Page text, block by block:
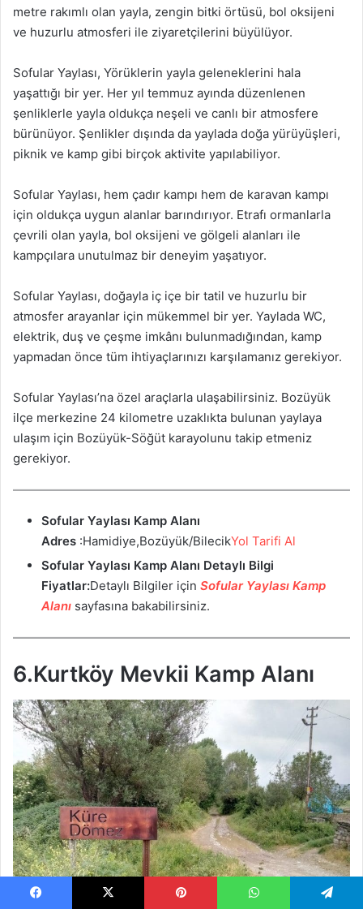
metre rakımlı olan yayla, zengin bitki örtüsü, bol oksijeni
ve huzurlu atmosferi ile ziyaretçilerini büyülüyor.
Sofular Yaylası, Yörüklerin yayla geleneklerini hala
yaşattığı bir yer. Her yıl temmuz ayında düzenlenen
şenliklerle yayla oldukça neşeli ve canlı bir atmosfere
bürünüyor. Şenlikler dışında da yaylada doğa yürüyüşleri,
piknik ve kamp gibi birçok aktivite yapılabiliyor.
Sofular Yaylası, hem çadır kampı hem de karavan kampı
için oldukça uygun alanlar barındırıyor. Etrafı ormanlarla
çevrili olan yayla, bol oksijeni ve gölgeli alanları ile
kampçılara unutulmaz bir deneyim yaşatıyor.
Sofular Yaylası, doğayla iç içe bir tatil ve huzurlu bir
atmosfer arayanlar için mükemmel bir yer. Yaylada WC,
elektrik, duş ve çeşme imkânı bulunmadığından, kamp
yapmadan önce tüm ihtiyaçlarınızı karşılamanız gerekiyor.
Sofular Yaylası’na özel araçlarla ulaşabilirsiniz. Bozüyük
ilçe merkezine 24 kilometre uzaklıkta bulunan yaylaya
ulaşım için Bozüyük-Söğüt karayolunu takip etmeniz
gerekiyor.
Sofular Yaylası Kamp Alanı
Adres :Hamidiye,Bozüyük/BilecikYol Tarifi Al
Sofular Yaylası Kamp Alanı Detaylı Bilgi
Fiyatlar:Detaylı Bilgiler için Sofular Yaylası Kamp
Alanı sayfasına bakabilirsiniz.
6.Kurtköy Mevkii Kamp Alanı